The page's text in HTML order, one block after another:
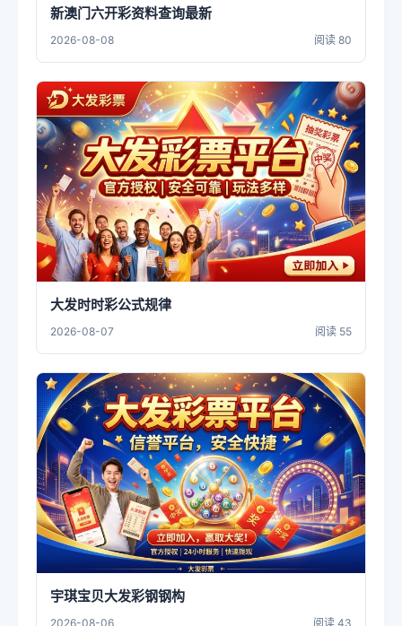
新澳门六开彩资料查询最新
2026-08-08 阅读 80
大发时时彩公式规律
2026-08-07 阅读 55
宇琪宝贝大发彩钢钢构
2026-08-06 阅读 43